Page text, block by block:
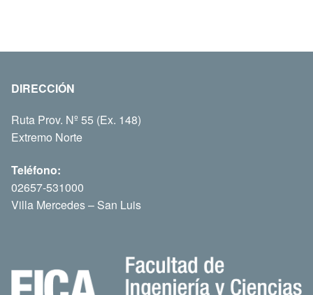
DIRECCIÓN
Ruta Prov. Nº 55 (Ex. 148)
Extremo Norte
Teléfono:
02657-531000
Villa Mercedes – San Luis